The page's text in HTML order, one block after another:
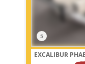
5
EXCALIBUR